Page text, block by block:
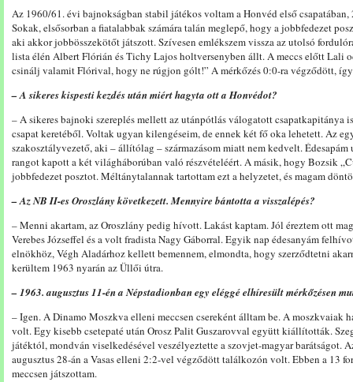
Az 1960/61. évi bajnokságban stabil játékos voltam a Honvéd első
Sokak, elsősorban a fiatalabbak számára talán meglepő, hogy a jobbfedezet
aki akkor jobbösszekötőt játszott. Szívesen emlékszem vissza az utolsó
lista élén Albert Flórián és Tichy Lajos holtversenyben állt. A meccs előtt Lali
csinálj valamit Flórival, hogy ne rúgjon gólt!” A mérkőzés 0:0-ra végződött,
– A sikeres kispesti kezdés után miért hagyta ott a Honvédot?
– A sikeres bajnoki szereplés mellett az utánpótlás válogatott csapatkapitánya
csapat keretéből. Voltak ugyan kilengéseim, de ennek két fő oka lehetett. Az
szakosztályvezető, aki – állítólag – származásom miatt nem kedvelt.
rangot kapott a két világháborúban való részvételéért. A másik, hogy Bozsik
jobbfedezet posztot. Méltánytalannak tartottam ezt a helyzetet, és magam
– Az NB II-es Oroszlány következett. Mennyire bántotta a visszalépés?
– Menni akartam, az Oroszlány pedig hívott. Lakást kaptam. Jól éreztem ott
Verebes Józseffel és a volt fradista Nagy Gáborral. Egyik nap édesanyám
elnökhöz, Végh Aladárhoz kellett bemennem, elmondta, hogy szerződtetni
kerültem 1963 nyarán az Üllői útra.
– 1963. augusztus 11-én a Népstadionban egy eléggé elhíresült mérkőzésen
– Igen. A Dinamo Moszkva elleni meccsen csereként álltam be. A moszkvaiak
volt. Egy kisebb csetepaté után Orosz Palit Guszarovval együtt kiállították.
játéktól, mondván viselkedésével veszélyeztette a szovjet-magyar barátságot.
augusztus 28-án a Vasas elleni 2:2-vel végződött találkozón volt. Ebben a 13
meccsen játszottam.